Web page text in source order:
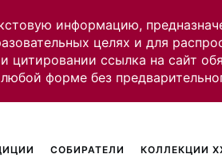
информацию,
целях и для
ссылка на сайт
форме без
СОБИРАТЕЛИ КОЛЛЕКЦИИ